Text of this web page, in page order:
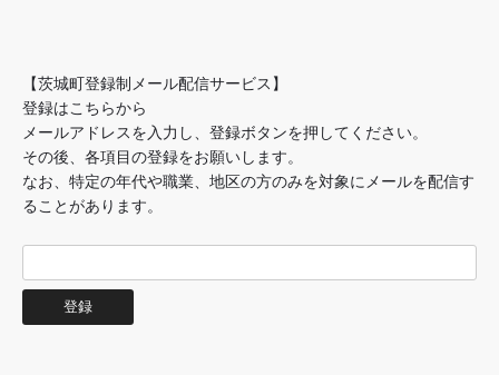
【茨城町登録制メール配信サービス】
登録はこちらから
メールアドレスを入力し、登録ボタンを押してください。
その後、各項目の登録をお願いします。
なお、特定の年代や職業、地区の方のみを対象にメールを配信す
ることがあります。